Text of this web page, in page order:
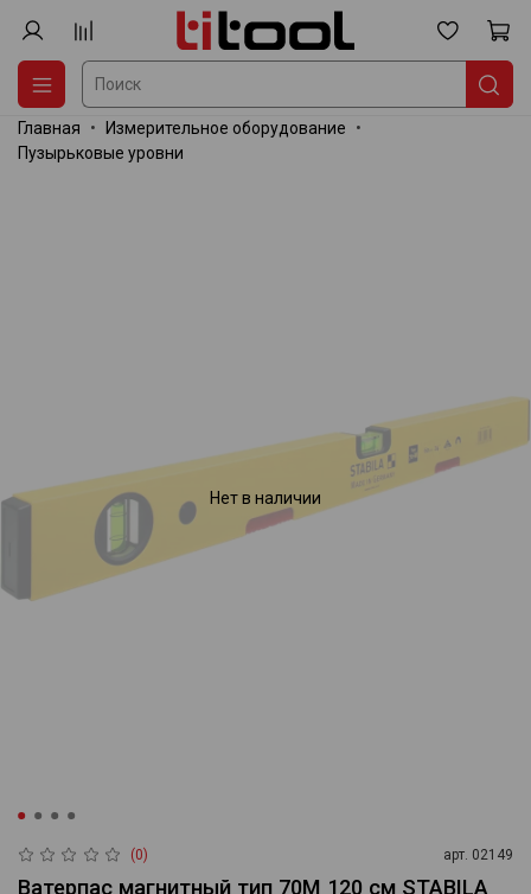
Главная
Измерительное оборудование
Пузырьковые уровни
Нет в наличии
(0) арт. 02149
Ватерпас магнитный тип 70М 120 см STABILA